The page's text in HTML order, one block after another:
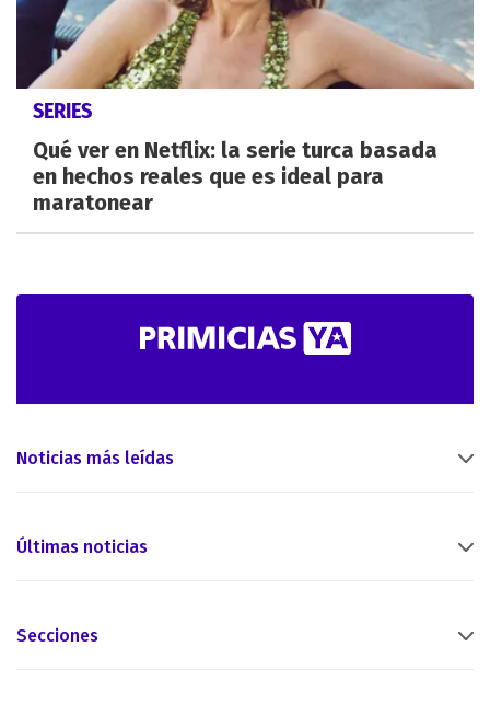
SERIES
Qué ver en Netflix: la serie turca basada
en hechos reales que es ideal para
maratonear
Noticias más leídas
Últimas noticias
Secciones